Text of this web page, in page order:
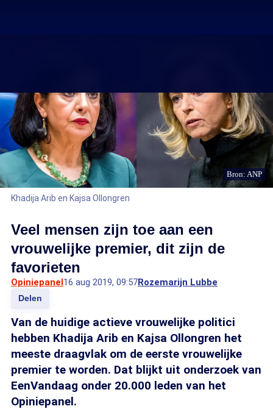
Bron: ANP
Khadija Arib en Kajsa Ollongren
Veel mensen zijn toe aan een
vrouwelijke premier, dit zijn de
favorieten
Opiniepanel16 aug 2019, 09:57Rozemarijn Lubbe
Delen
Van de huidige actieve vrouwelijke politici
hebben Khadija Arib en Kajsa Ollongren het
meeste draagvlak om de eerste vrouwelijke
premier te worden. Dat blijkt uit onderzoek van
EenVandaag onder 20.000 leden van het
Opiniepanel.